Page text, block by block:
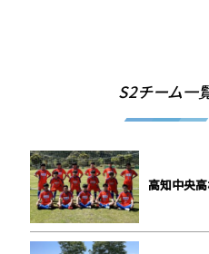
S2チーム一
高知中央